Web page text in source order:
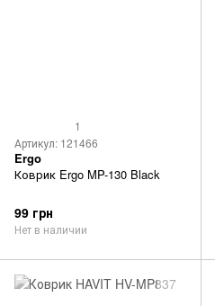
1
Артикул: 121466
Ergo
Коврик Ergo MP-130 Black
99 грн
Нет в наличии